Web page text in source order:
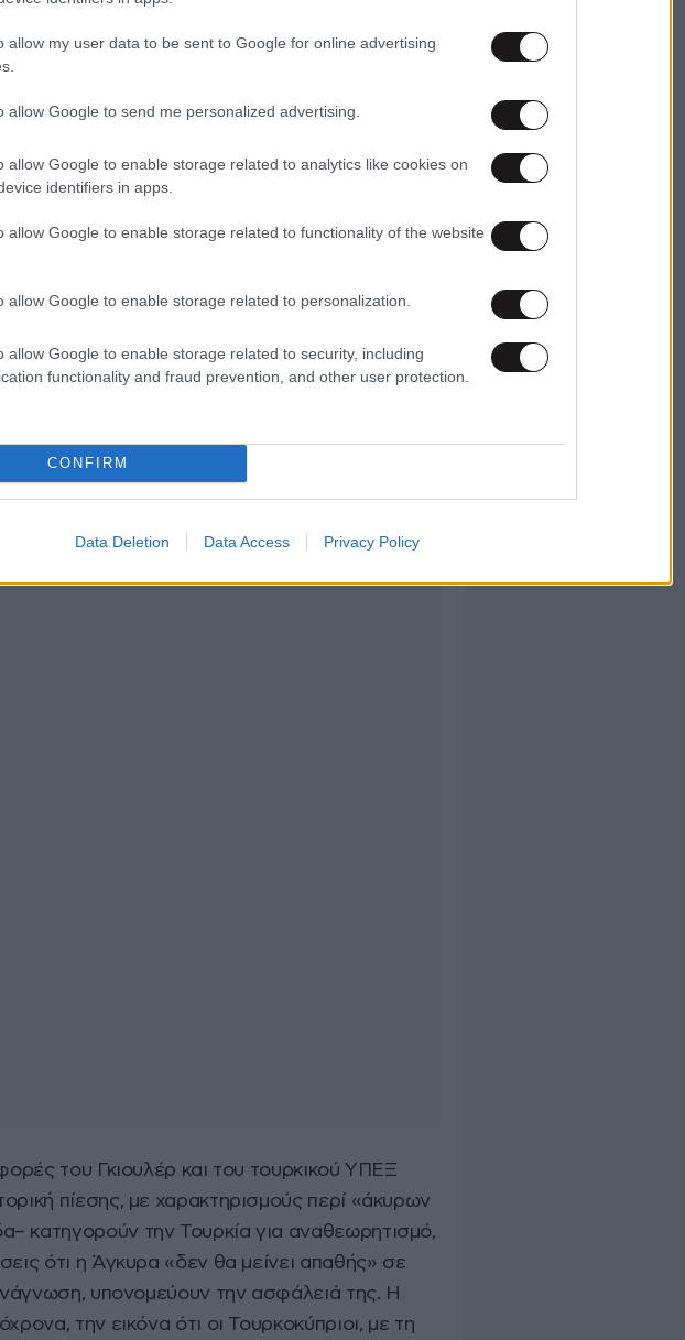
allow my user data to be sent to Google for online advertising
allow Google to send me personalized advertising.
allow Google to enable storage related to analytics like cookies on
identifiers in apps.
allow Google to enable storage related to functionality of the website
allow Google to enable storage related to personalization.
allow Google to enable storage related to security, including
functionality and fraud prevention, and other user protection.
CONFIRM
Data Deletion Data Access Privacy Policy
τα ως ενιαίο πακέτο
την τουρκική πλευρά, στοχεύει στην
Τουρκοκυπρίων.
υπογραμμίζει ότι η μεταφορά Patriot στην
προληπτικό μέτρο εν μέσω της κρίσης στη
αγνοήσει το επιχείρημα περί θωράκισης του
τη συζήτηση στο πεδίο των
συνθήκες, επαναλαμβάνοντας την πάγια
των Δωδεκανήσων. Τούρκοι
για «κύκλους» στην Ελλάδα που
επιχειρώντας να εμφανίσουν την κίνηση
αποκλιμάκωσης που διακηρύσσουν ότι
του Γκιουλέρ και του τουρκικού ΥΠΕΞ
πίεσης, με χαρακτηρισμούς περί «άκυρων
κατηγορούν την Τουρκία για αναθεωρητισμό,
ότι η Άγκυρα «δεν θα μείνει απαθής» σε
υπονομεύουν την ασφάλειά της. Η
την εικόνα ότι οι Τουρκοκύπριοι, με τη